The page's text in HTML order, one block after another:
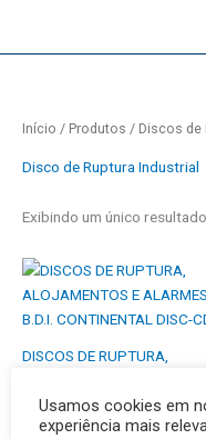
o
Início / Produtos / Discos de
Disco de Ruptura Industrial
Exibindo um único resultado
DISCOS DE RUPTURA,
B.D.I. CONTINENTAL DISC-
Usamos cookies em
experiência mais